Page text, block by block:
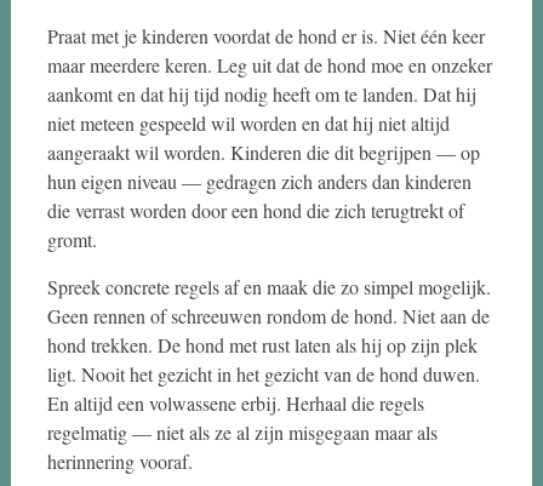
Praat met je kinderen voordat de hond er is. Niet één keer
maar meerdere keren. Leg uit dat de hond moe en onzeker
aankomt en dat hij tijd nodig heeft om te landen. Dat hij
niet meteen gespeeld wil worden en dat hij niet altijd
aangeraakt wil worden. Kinderen die dit begrijpen — op
hun eigen niveau — gedragen zich anders dan kinderen
die verrast worden door een hond die zich terugtrekt of
gromt.
Spreek concrete regels af en maak die zo simpel mogelijk.
Geen rennen of schreeuwen rondom de hond. Niet aan de
hond trekken. De hond met rust laten als hij op zijn plek
ligt. Nooit het gezicht in het gezicht van de hond duwen.
En altijd een volwassene erbij. Herhaal die regels
regelmatig — niet als ze al zijn misgegaan maar als
herinnering vooraf.